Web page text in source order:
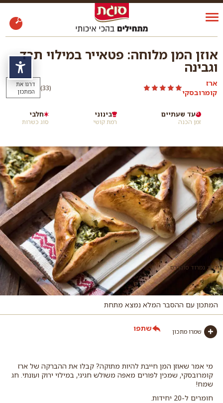
אוזן המן מלוחה: פטאייר במילוי תרד
וגבינה
ארז
קומרובסקי
(33
)
דרגו את
המתכון
זמן הכנה
עד שעתיים
רמת קושי
בינוני
סוג כשרות
חלבי
צילום: נמרוד סונדרס
המתכון עם ההסבר המלא נמצא מתחת
שמרו מתכון שתפו
מי אמר שאוזן המן חייבת להיות מתוקה? קבלו את ההברקה של ארז
קומרובסקי, שמכין לפורים מאפה משולש חגיגי, במילוי ירוק ועונתי. חג
שמח!
חומרים ל-20 יחידות.